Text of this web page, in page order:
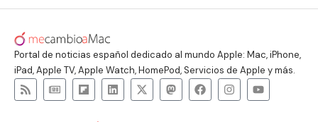
Portal de noticias español dedicado al mundo Apple: Mac, iPhone,
iPad, Apple TV, Apple Watch, HomePod, Servicios de Apple y más.